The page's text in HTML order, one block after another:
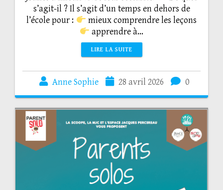
s’agit-il ? Il s’agit d’un temps en dehors de
l’école pour :
mieux comprendre les leçons
apprendre à…
LIRE LA SUITE
Anne Sophie 28 avril 2026 0